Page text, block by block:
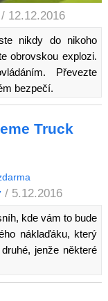
/ 12.12.2016
nikdy do nikoho
obrovskou explozi.
Převezte
bezpečí.
Truck
/ 5.12.2016
kde vám to bude
náklaďáku, který
jenže některé